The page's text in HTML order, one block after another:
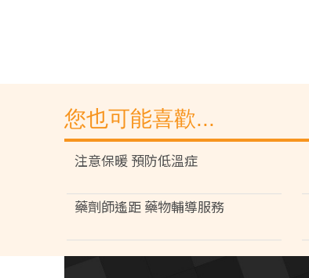
您也可能喜歡...
注意保暖 預防低溫症
藥劑師遙距 藥物輔導服務